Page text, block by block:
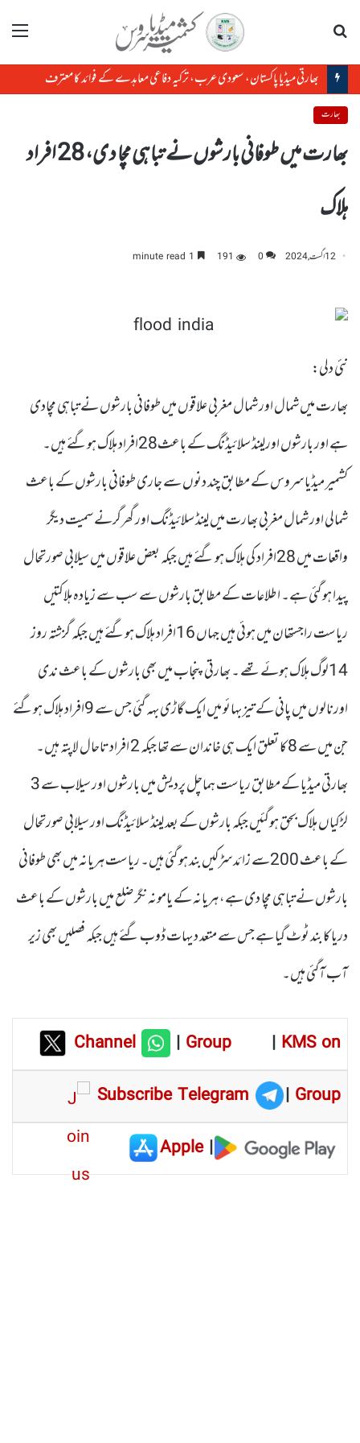
مینو
بھارتی میڈیا پاکستان، سعودی عرب، ترکیہ دفاعی معاہدے کے فوائد کا معترف
بھارت
بھارت میں طوفانی بارشوں نے تباہی مچا دی، 28 افراد
ہلاک
12 اگست, 2024 0
191
نئی دلی:
بھارت میں شمال اور شمال مغربی علاقوں میں طوفانی بارشوں نے تباہی مچادی
ہے اور بارشوں اورلینڈ سلائیڈنگ کے باعث28افراد ہلاک ہوگئے ہیں۔
کشمیر میڈیا سروس کے مطابق چند دنوں سے جاری طوفانی بارشوں کے باعث
شمالی اور شمال مغربی بھارت میں لینڈ سلائیڈنگ اور گھرگرنے سمیت دیگر
واقعات میں 28افراد کی ہلاک ہو گئے ہیں جبکہ بعض علاقوں میں سیلابی صورتحال
پیدا ہو گئی ہے۔ اطلاعات کے مطابق بارشوں سے سب سے زیادہ ہلاکتیں
ریاست راجستھان میں ہوئی ہیں جہاں 16افراد ہلاک ہوگئے ہیں جبکہ گزشتہ روز
14لوگ ہلاک ہوئے تھے ۔ بھارتی پنجاب میں بھی بارشوں کے باعث ندی
اورنالوں میں پانی کے تیز بہائو میں ایک گاڑی بہہ گئی جس سے 9افراد ہلاک ہوگئے
جن میں سے 8 کا تعلق ایک ہی خاندان سے تھا جبکہ 2 افراد تاحال لاپتہ ہیں۔
بھارتی میڈیا کے مطابق ریاست ہماچل پردیش میں بارشوں اور سیلاب سے 3
لڑکیاں ہلاک بحق ہوگئیں جبکہ بارشوں کے بعد لینڈ سلائیڈنگ اور سیلابی صورتحال
کے باعث 200سے زائد سڑکیں بند ہو گئی ہیں۔ ریاست ہریانہ میں بھی طوفانی
بارشوں نے تباہی مچا دی ہے، ہریانہ کے یامونہ نگر ضلع میں بارشوں کے باعث
دریا کا بند ٹوٹ گیا ہے جس سے متعد د یہات ڈوب گئے ہیں جبکہ فصلیں بھی زیر
آب آگئی ہیں۔
Channel |Group | KMS on
Subscribe Telegram
| Group
|
Apple